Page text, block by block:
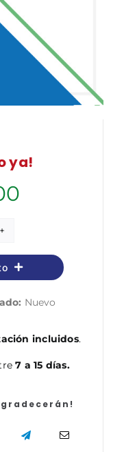
ya!
a
Nuevo
incluidos.
7 a 15 días.